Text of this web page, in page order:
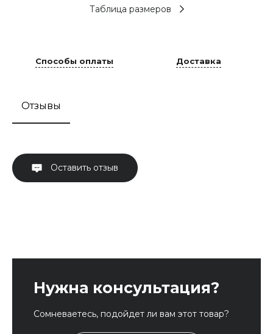
Таблица размеров
Способы оплаты Доставка
Отзывы
Оставить отзыв
Нужна консультация?
Сомневаетесь, подойдет ли вам этот товар?